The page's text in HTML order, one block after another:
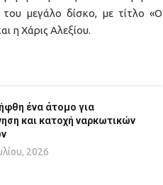
μεγάλο δίσκο, με τίτλο «Ο
η Χάρις Αλεξίου.
ένα άτομο για
και κατοχή ναρκωτικών
2026